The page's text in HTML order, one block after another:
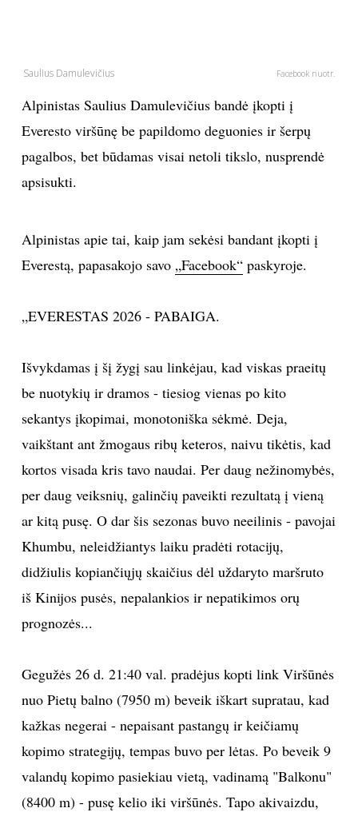
KULTŪRA
LAISVALAIKIS
KINAS
TEATRAS
MENAS
ORAI
ISTORIJA
KNYGOS
VIRTUVĖ
RECEPTAI
VAIKAI
Saulius Damulevičius Facebook nuotr.
Alpinistas Saulius Damulevičius bandė įkopti į
Everesto viršūnę be papildomo deguonies ir šerpų
pagalbos, bet būdamas visai netoli tikslo, nusprendė
apsisukti.
Alpinistas apie tai, kaip jam sekėsi bandant įkopti į
Everestą, papasakojo savo „Facebook“paskyroje.
„EVERESTAS 2026 - PABAIGA.
Išvykdamas į šį žygį sau linkėjau, kad viskas praeitų
be nuotykių ir dramos - tiesiog vienas po kito
sekantys įkopimai, monotoniška sėkmė. Deja,
vaikštant ant žmogaus ribų keteros, naivu tikėtis, kad
kortos visada kris tavo naudai. Per daug nežinomybės,
per daug veiksnių, galinčių paveikti rezultatą į vieną
ar kitą pusę. O dar šis sezonas buvo neeilinis - pavojai
Khumbu, neleidžiantys laiku pradėti rotacijų,
didžiulis kopiančiųjų skaičius dėl uždaryto maršruto
iš Kinijos pusės, nepalankios ir nepatikimos orų
prognozės...
Gegužės 26 d. 21:40 val. pradėjus kopti link Viršūnės
nuo Pietų balno (7950 m) beveik iškart supratau, kad
kažkas negerai - nepaisant pastangų ir keičiamų
kopimo strategijų, tempas buvo per lėtas. Po beveik 9
valandų kopimo pasiekiau vietą, vadinamą "Balkonu"
(8400 m) - pusę kelio iki viršūnės. Tapo akivaizdu,